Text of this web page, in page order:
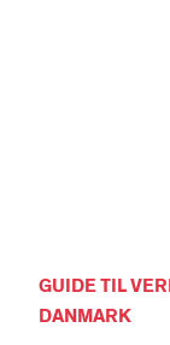
GUIDE TIL
DANMARK